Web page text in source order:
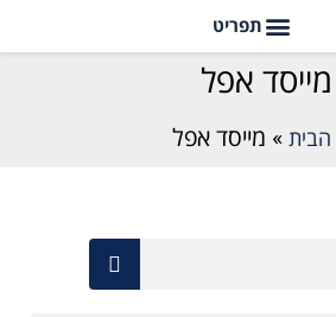
מייסד אפל
» מייסד אפל